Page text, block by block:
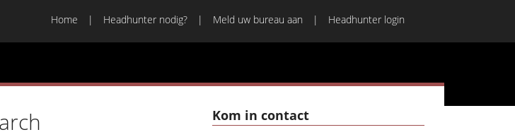
Home Headhunter nodig? Meld uw bureau aan Headhunter login
Kom in contact